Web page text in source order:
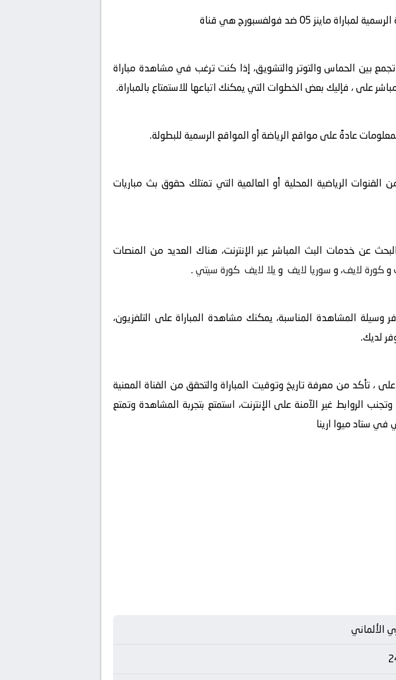
05 ضد فولفسبورج هي قناة
بين الحماس والتوتر والتشويق، إذا كنت ترغب في مشاهدة مباراة
عادةً على مواقع الرياضة أو المواقع الرسمية للبطولة.
الرياضية المحلية أو العالمية التي تمتلك حقوق بث مباريات
عن خدمات البث المباشر عبر الإنترنت، هناك العديد من المنصات
وكورة لايف، وسوريا لايف ويلا لايف كورة سيتي.
وسيلة المشاهدة المناسبة، يمكنك مشاهدة المباراة على التلفزيون،
لديك.
ماينز 05 و فولفسبورج بث مباشر على ، تأكد من معرفة تاريخ وتوقيت المباراة والتحقق من القناة المعنية
الروابط غير الآمنة على الإنترنت، استمتع بتجربة المشاهدة وتمتع
في ستاد ميوا ارينا
الألماني